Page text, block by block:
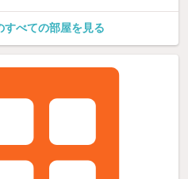
すべての部屋を見る